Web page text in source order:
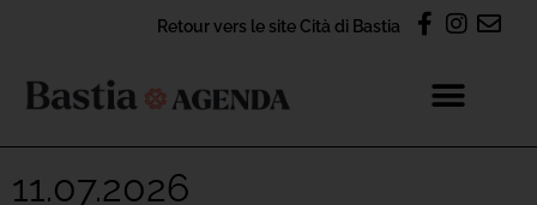
Retour vers le site Cità di Bastia
11.07.2026